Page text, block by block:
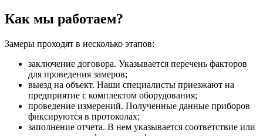
Как мы работаем?
Замеры проходят в несколько этапов:
заключение договора. Указывается перечень факторов
для проведения замеров;
выезд на объект. Наши специалисты приезжают на
предприятие с комплектом оборудования;
проведение измерений. Полученные данные приборов
фиксируются в протоколах;
заполнение отчета. В нем указывается соответствие или